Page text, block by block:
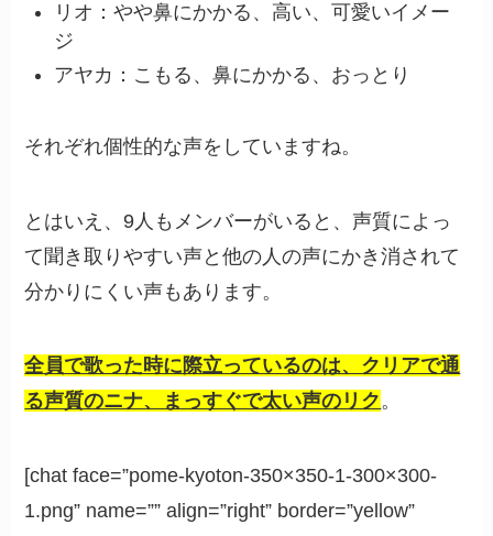
リオ：やや鼻にかかる、高い、可愛いイメー
ジ
アヤカ：こもる、鼻にかかる、おっとり
それぞれ個性的な声をしていますね。
とはいえ、9人もメンバーがいると、声質によっ
て聞き取りやすい声と他の人の声にかき消されて
分かりにくい声もあります。
全員で歌った時に際立っているのは、クリアで通
る声質のニナ、まっすぐで太い声のリク。
[chat face=”pome-kyoton-350×350-1-300×300-
1.png” name=”” align=”right” border=”yellow”